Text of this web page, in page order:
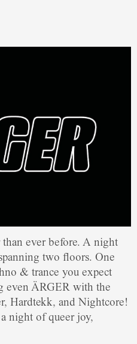
ever before. A night
two floors. One
& trance you expect
even ÄRGER with the
Hardtekk, and Nightcore!
night of queer joy,